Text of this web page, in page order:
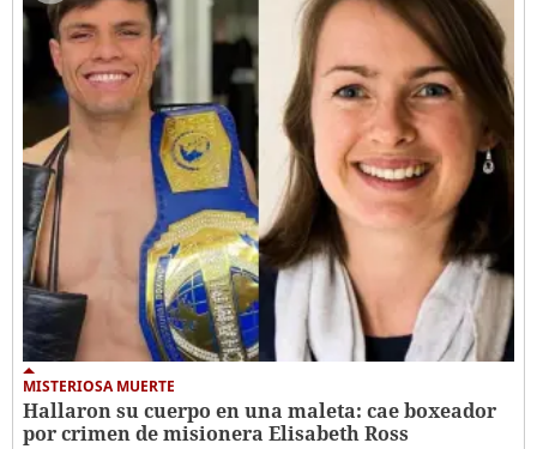
MISTERIOSA MUERTE
Hallaron su cuerpo en una maleta: cae boxeador
por crimen de misionera Elisabeth Ross